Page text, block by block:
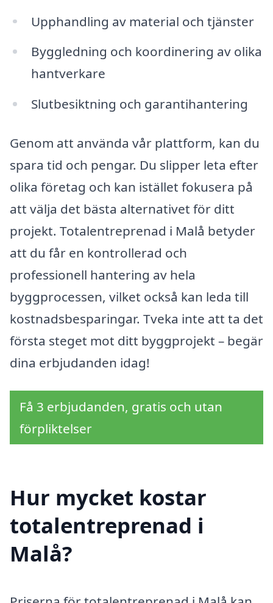
Upphandling av material och tjänster
Byggledning och koordinering av olika
hantverkare
Slutbesiktning och garantihantering
Genom att använda vår plattform, kan du
spara tid och pengar. Du slipper leta efter
olika företag och kan istället fokusera på
att välja det bästa alternativet för ditt
projekt. Totalentreprenad i Malå betyder
att du får en kontrollerad och
professionell hantering av hela
byggprocessen, vilket också kan leda till
kostnadsbesparingar. Tveka inte att ta det
första steget mot ditt byggprojekt – begär
dina erbjudanden idag!
Få 3 erbjudanden, gratis och utan
förpliktelser
Hur mycket kostar
totalentreprenad i
Malå?